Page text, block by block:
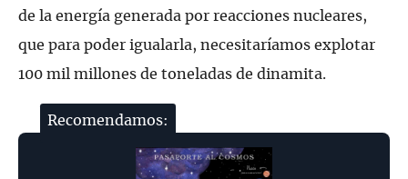
de la energía generada por reacciones nucleares,
que para poder igualarla, necesitaríamos explotar
100 mil millones de toneladas de dinamita.
Recomendamos: